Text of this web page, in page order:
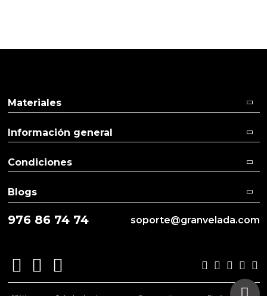
976 86 74 74 soporte@granvelada.com
Materiales
Información general
Condiciones
Blogs